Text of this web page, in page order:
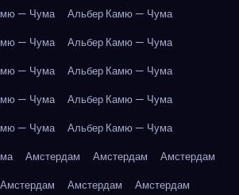
— Чума
Альбер Камю — Чума
— Чума
Альбер Камю — Чума
— Чума
Альбер Камю — Чума
— Чума
Альбер Камю — Чума
— Чума
Альбер Камю — Чума
Амстердам Амстердам
Амстердам
Амстердам Амстердам
Амстердам